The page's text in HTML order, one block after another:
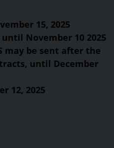
15, 2025
November 10 2025
may be sent after the
until December
12, 2025